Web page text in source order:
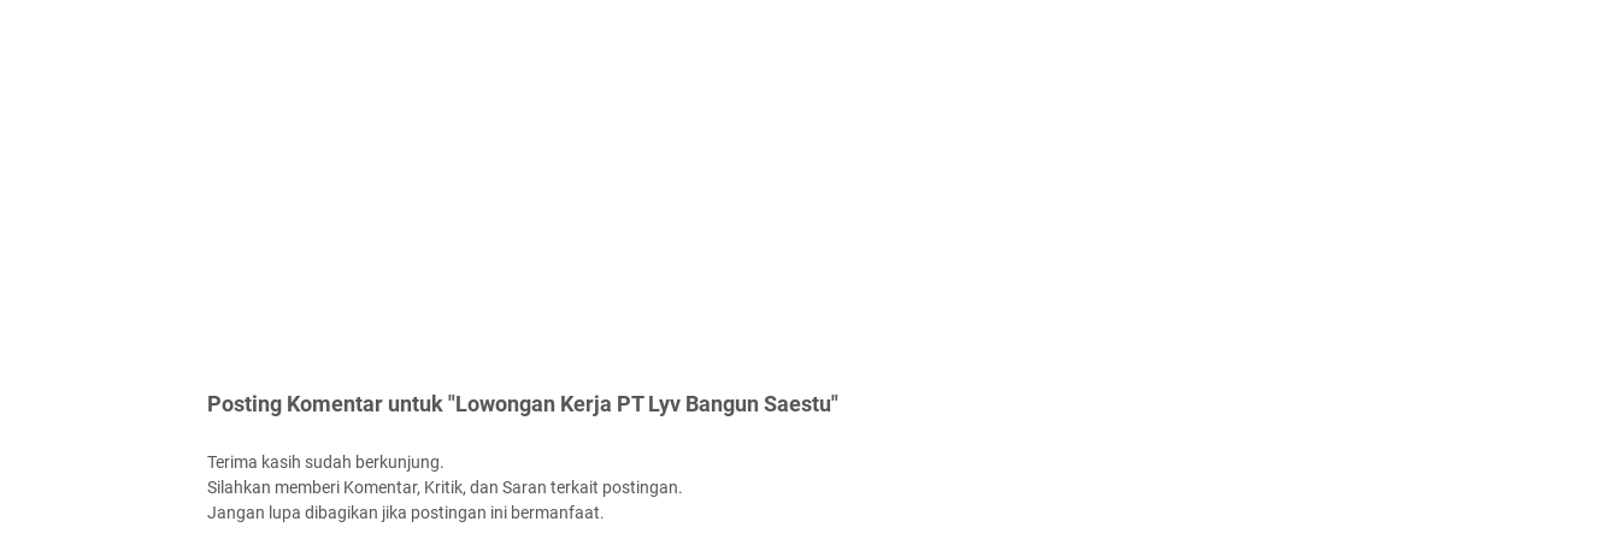
Posting Komentar untuk "Lowongan Kerja PT Lyv Bangun Saestu"
Terima kasih sudah berkunjung.
Silahkan memberi Komentar, Kritik, dan Saran terkait postingan.
Jangan lupa dibagikan jika postingan ini bermanfaat.